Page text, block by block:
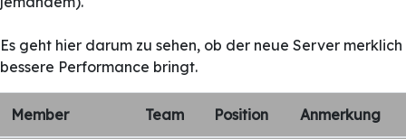
Es geht hier darum zu sehen, ob der neue Server merklich
bessere Performance bringt.
Member Team Position
Anmerkung